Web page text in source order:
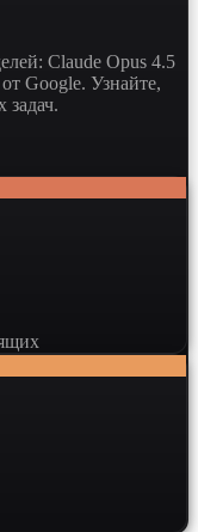
Claude Opus 4.5
Google. Узнайте,
задач.